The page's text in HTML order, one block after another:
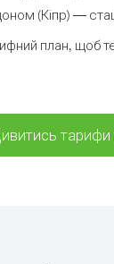
(Кіпр) —
план, щоб
тарифи